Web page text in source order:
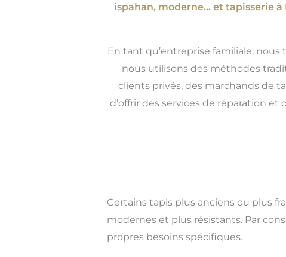
ispahan, moderne… et tapisserie à
En tant qu’entreprise familiale,
nous utilisons des méthodes
clients privés, des marchands de
d’offrir des services de réparation
Certains tapis plus anciens ou plus
modernes et plus résistants. Par
propres besoins spécifiques.